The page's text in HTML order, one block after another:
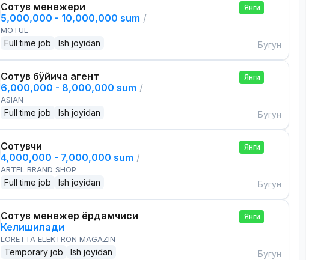
Сотув менежери
5,000,000 - 10,000,000 sum /
MOTUL
Full time job Ish joyidan
Янги
Бугун
Сотув бўйича агент
6,000,000 - 8,000,000 sum /
ASIAN
Full time job Ish joyidan
Янги
Бугун
Сотувчи
4,000,000 - 7,000,000 sum /
ARTEL BRAND SHOP
Full time job Ish joyidan
Янги
Бугун
Сотув менежер ёрдамчиси
Келишилади
LORETTA ELEKTRON MAGAZIN
Temporary job Ish joyidan
Янги
Бугун